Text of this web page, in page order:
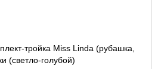
тройка Miss Linda (рубашка,
(светло-голубой)